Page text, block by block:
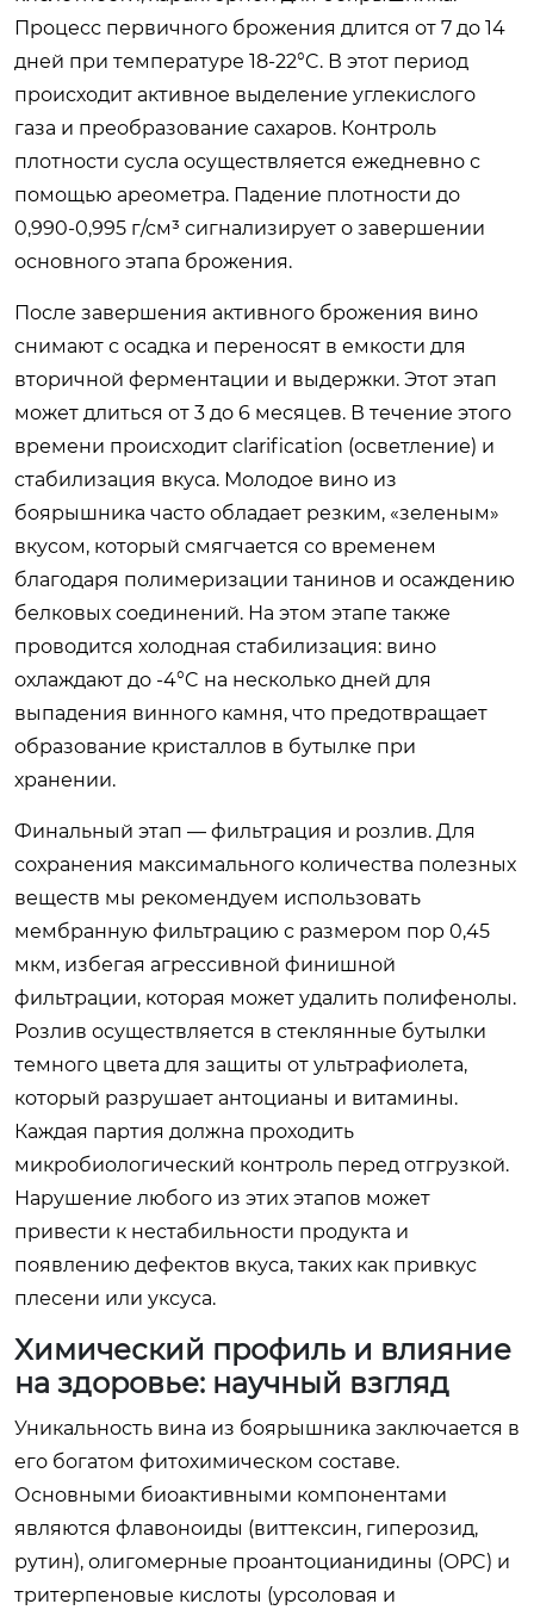
Процесс первичного брожения длится от 7 до 14
дней при температуре 18-22°C. В этот период
происходит активное выделение углекислого
газа и преобразование сахаров. Контроль
плотности сусла осуществляется ежедневно с
помощью ареометра. Падение плотности до
0,990-0,995 г/см³ сигнализирует о завершении
основного этапа брожения.
После завершения активного брожения вино
снимают с осадка и переносят в емкости для
вторичной ферментации и выдержки. Этот этап
может длиться от 3 до 6 месяцев. В течение этого
времени происходит clarification (осветление) и
стабилизация вкуса. Молодое вино из
боярышника часто обладает резким, «зеленым»
вкусом, который смягчается со временем
благодаря полимеризации танинов и осаждению
белковых соединений. На этом этапе также
проводится холодная стабилизация: вино
охлаждают до -4°C на несколько дней для
выпадения винного камня, что предотвращает
образование кристаллов в бутылке при
хранении.
Финальный этап — фильтрация и розлив. Для
сохранения максимального количества полезных
веществ мы рекомендуем использовать
мембранную фильтрацию с размером пор 0,45
мкм, избегая агрессивной финишной
фильтрации, которая может удалить полифенолы.
Розлив осуществляется в стеклянные бутылки
темного цвета для защиты от ультрафиолета,
который разрушает антоцианы и витамины.
Каждая партия должна проходить
микробиологический контроль перед отгрузкой.
Нарушение любого из этих этапов может
привести к нестабильности продукта и
появлению дефектов вкуса, таких как привкус
плесени или уксуса.
Химический профиль и влияние
на здоровье: научный взгляд
Уникальность вина из боярышника заключается в
его богатом фитохимическом составе.
Основными биоактивными компонентами
являются флавоноиды (виттексин, гиперозид,
рутин), олигомерные проантоцианидины (OPC) и
тритерпеновые кислоты (урсоловая и